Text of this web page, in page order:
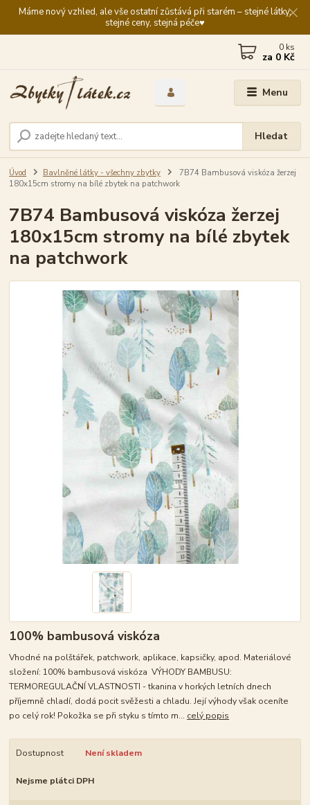
Máme nový vzhled, ale vše ostatní zůstává při starém – stejné látky,
stejné ceny, stejná péče♥️
Menu
Hledat
0 ks
za 0 Kč
Úvod Bavlněné látky - všechny zbytky
7B74 Bambusová viskóza žerzej
180x15cm stromy na bílé zbytek na patchwork
7B74 Bambusová viskóza žerzej
180x15cm stromy na bílé zbytek
na patchwork
100% bambusová viskóza
Vhodné na polštářek, patchwork, aplikace, kapsičky, apod. Materiálové
složení: 100% bambusová viskóza VÝHODY BAMBUSU:
TERMOREGULAČNÍ VLASTNOSTI - tkanina v horkých letních dnech
příjemně chladí, dodá pocit svěžesti a chladu. Její výhody však oceníte
po celý rok! Pokožka se při styku s tímto m... celý popis
Dostupnost Není skladem
Nejsme plátci DPH